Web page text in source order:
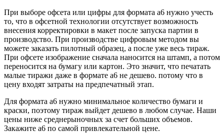
При выборе офсета или цифры для формата а6 нужно учесть
то, что в офсетной технологии отсутствует возможность
внесения корректировки в макет после запуска партии в
производство. При производстве цифровым методом вы
можете заказать пилотный образец, а после уже весь тираж.
При офсете изображение сначала наносится на штамп, а потом
переносится на бумагу или картон. Это значит, что печатать
малые тиражи даже в формате а6 не дешево. потому что в
цену входят затраты на предпечатный этап.
Для формата а6 нужно минимальное количество бумаги и
краски, поэтому тираж выйдет дешево в любом случае. Наши
цены ниже среднерыночных за счет больших объемов.
Закажите а6 по самой привлекательной цене.